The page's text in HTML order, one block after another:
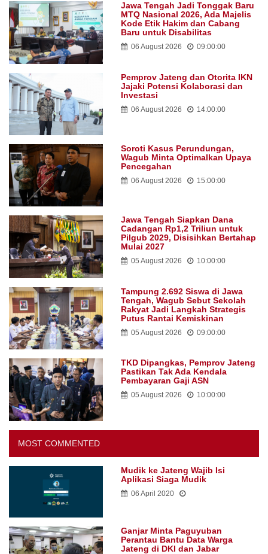
Jawa Tengah Jadi Tonggak Baru
MTQ Nasional 2026, Ada Majelis
Kode Etik Hakim dan Cabang
Baru untuk Disabilitas
06 August 2026 09:00:00
Pemprov Jateng dan Otorita IKN
Jajaki Potensi Kolaborasi dan
Investasi
06 August 2026 14:00:00
Soroti Kasus Perundungan,
Wagub Minta Optimalkan Upaya
Pencegahan
06 August 2026 15:00:00
Jawa Tengah Siapkan Dana
Cadangan Rp1,2 Triliun untuk
Pilgub 2029, Disisihkan Bertahap
Mulai 2027
05 August 2026 10:00:00
Tampung 2.692 Siswa di Jawa
Tengah, Wagub Sebut Sekolah
Rakyat Jadi Langkah Strategis
Putus Rantai Kemiskinan
05 August 2026 09:00:00
TKD Dipangkas, Pemprov Jateng
Pastikan Tak Ada Kendala
Pembayaran Gaji ASN
05 August 2026 10:00:00
MOST COMMENTED
Mudik ke Jateng Wajib Isi
Aplikasi Siaga Mudik
06 April 2020
Ganjar Minta Paguyuban
Perantau Bantu Data Warga
Jateng di DKI dan Jabar